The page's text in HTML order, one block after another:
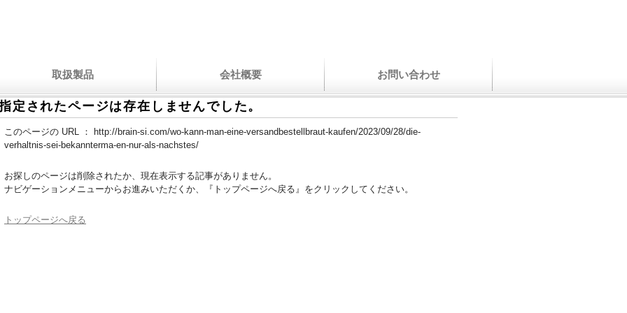
取扱製品 会社概要 お問い合わせ
定されたページは存在しませんでした。
このページの URL ：
http://brain-si.com/wo-kann-man-eine-versandbestellbraut-kaufen/2023/09/28/die-
verhaltnis-sei-bekannterma-en-nur-als-nachstes/
お探しのページは削除されたか、現在表示する記事がありません。
ナビゲーションメニューからお進みいただくか、『トップページへ戻る』をクリックしてください。
トップページへ戻る